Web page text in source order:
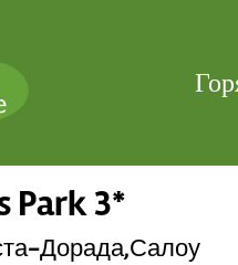
Park 3*
Дорада,Салоу